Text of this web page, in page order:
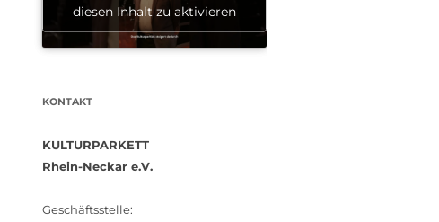
diesen Inhalt zu aktivieren
KONTAKT
KULTURPARKETT
Rhein-Neckar e.V.
Geschäftsstelle: